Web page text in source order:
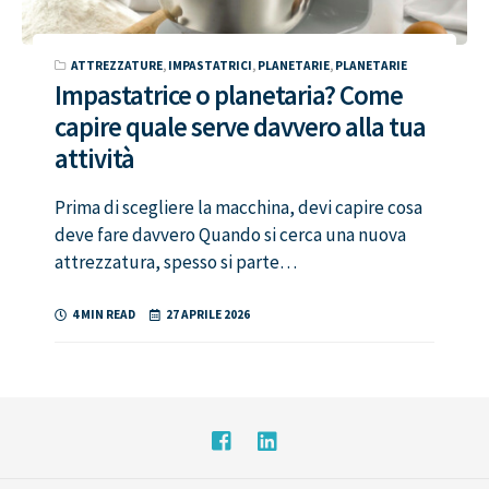
ATTREZZATURE, IMPASTATRICI, PLANETARIE, PLANETARIE
Impastatrice o planetaria? Come
capire quale serve davvero alla tua
attività
Prima di scegliere la macchina, devi capire cosa
deve fare davvero Quando si cerca una nuova
attrezzatura, spesso si parte…
4 MIN READ 27 APRILE 2026